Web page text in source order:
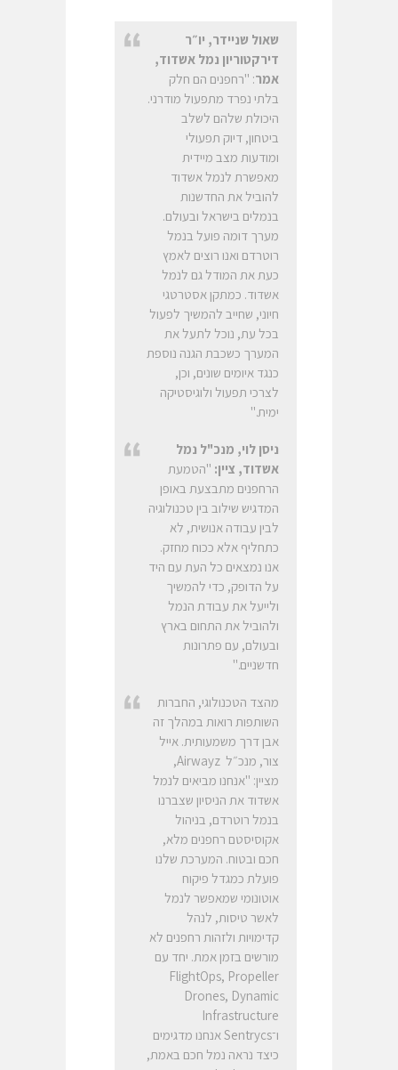
שאול שניידר, יו״ר
דירקטוריון נמל אשדוד,
אמר: "רחפנים הם חלק
בלתי נפרד מתפעול מודרני.
היכולת שלהם לשלב
ביטחון, דיוק תפעולי
ומודעות מצב מיידית
מאפשרת לנמל אשדוד
להוביל את החדשנות
בנמלים בישראל ובעולם.
מערך דומה פועל בנמל
רוטרדם ואנו רוצים לאמץ
כעת את המודל גם לנמל
אשדוד. כמתקן אסטרטגי
חיוני, שחייב להמשיך לפעול
בכל עת, נוכל לתעל את
המערך כשכבת הגנה נוספת
כנגד איומים שונים, וכן,
לצרכי תפעול ולוגיסטיקה
ימית."
ניסן לוי, מנכ"ל נמל
אשדוד, ציין: "הטמעת
הרחפנים מתבצעת באופן
המדגיש שילוב בין טכנולוגיה
לבין עבודה אנושית, לא
כתחליף אלא ככוח מחזק.
אנו נמצאים כל העת עם היד
על הדופק, כדי להמשיך
ולייעל את עבודת הנמל
ולהוביל את התחום בארץ
ובעולם, עם פתרונות
חדשניים."
מהצד הטכנולוגי, החברות
השותפות רואות במהלך זה
אבן דרך משמעותית. אייל
צור, מנכ״ל Airwayz,
מציין: "אנחנו מביאים לנמל
אשדוד את הניסיון שצברנו
בנמל רוטרדם, בניהול
אקוסיסטם רחפנים מלא,
חכם ובטוח. המערכת שלנו
פועלת כמגדל פיקוח
אוטונומי שמאפשר לנמל
לאשר טיסות, לנהל
קדימויות ולזהות רחפנים לא
מורשים בזמן אמת. יחד עם
FlightOps, Propeller
Drones, Dynamic
Infrastructure
ו־Sentrycs אנחנו מדגימים
כיצד נראה נמל חכם באמת,